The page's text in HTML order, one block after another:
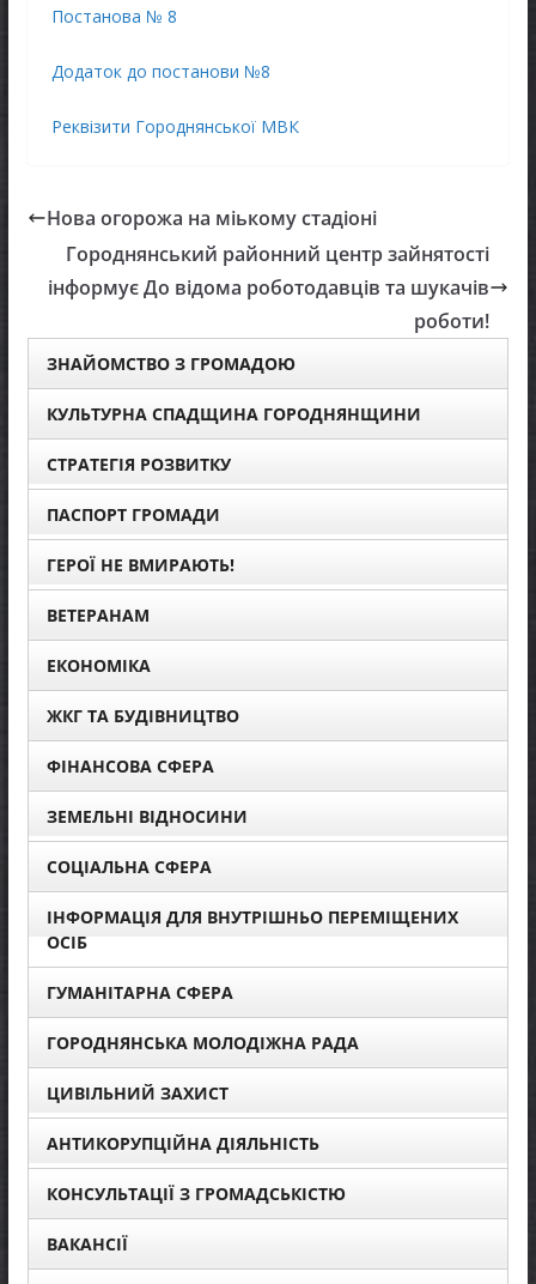
Постанова № 8
Додаток до постанови №8
Реквізити Городнянської МВК
Нова огорожа на міькому стадіоні
Городнянський районний центр зайнятості
інформує До відома роботодавців та шукачів
роботи!
ЗНАЙОМСТВО З ГРОМАДОЮ
КУЛЬТУРНА СПАДЩИНА ГОРОДНЯНЩИНИ
СТРАТЕГІЯ РОЗВИТКУ
ПАСПОРТ ГРОМАДИ
ГЕРОЇ НЕ ВМИРАЮТЬ!
ВЕТЕРАНАМ
ЕКОНОМІКА
ЖКГ ТА БУДІВНИЦТВО
ФІНАНСОВА СФЕРА
ЗЕМЕЛЬНІ ВІДНОСИНИ
СОЦІАЛЬНА СФЕРА
ІНФОРМАЦІЯ ДЛЯ ВНУТРІШНЬО ПЕРЕМІЩЕНИХ
ОСІБ
ГУМАНІТАРНА СФЕРА
ГОРОДНЯНСЬКА МОЛОДІЖНА РАДА
ЦИВІЛЬНИЙ ЗАХИСТ
АНТИКОРУПЦІЙНА ДІЯЛЬНІСТЬ
КОНСУЛЬТАЦІЇ З ГРОМАДСЬКІСТЮ
ВАКАНСІЇ